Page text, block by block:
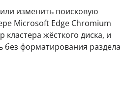
изменить поисковую
Microsoft Edge Chromium
кластера жёсткого диска, и
без форматирования раздела